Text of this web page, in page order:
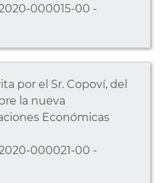
000015-00 -
por el Sr. Copoví, del
la nueva
Económicas
000021-00 -